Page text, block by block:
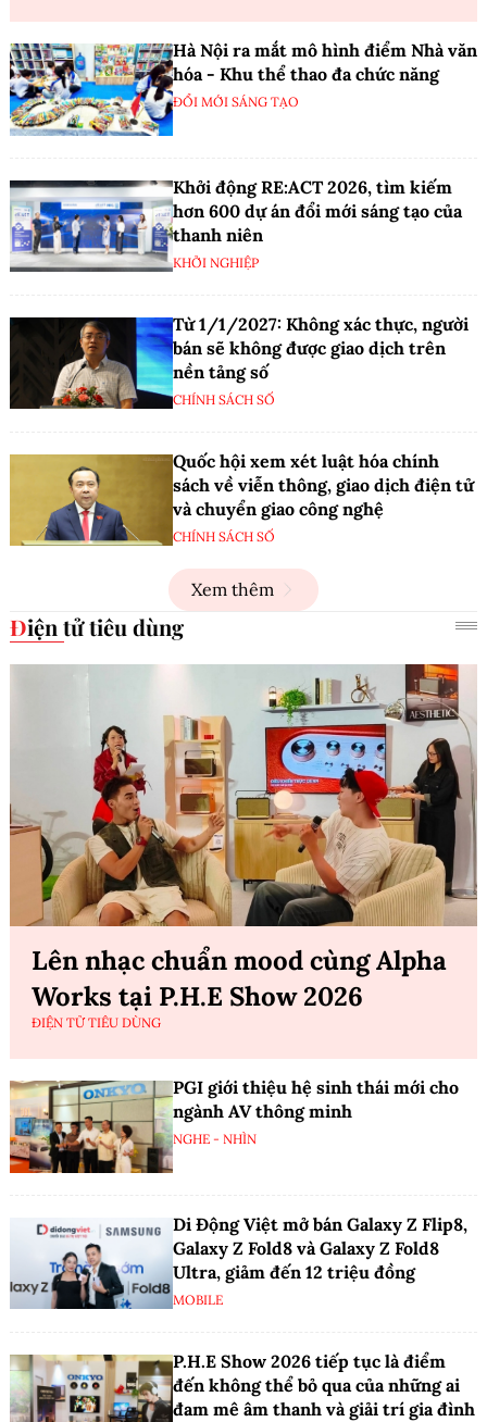
Hà Nội ra mắt mô hình điểm Nhà văn
hóa - Khu thể thao đa chức năng
ĐỔI MỚI SÁNG TẠO
Khởi động RE:ACT 2026, tìm kiếm
hơn 600 dự án đổi mới sáng tạo của
thanh niên
KHỞI NGHIỆP
Từ 1/1/2027: Không xác thực, người
bán sẽ không được giao dịch trên
nền tảng số
CHÍNH SÁCH SỐ
Quốc hội xem xét luật hóa chính
sách về viễn thông, giao dịch điện tử
và chuyển giao công nghệ
CHÍNH SÁCH SỐ
Xem thêm
Điện tử tiêu dùng
Lên nhạc chuẩn mood cùng Alpha
Works tại P.H.E Show 2026
ĐIỆN TỬ TIÊU DÙNG
PGI giới thiệu hệ sinh thái mới cho
ngành AV thông minh
NGHE - NHÌN
Di Động Việt mở bán Galaxy Z Flip8,
Galaxy Z Fold8 và Galaxy Z Fold8
Ultra, giảm đến 12 triệu đồng
MOBILE
P.H.E Show 2026 tiếp tục là điểm
đến không thể bỏ qua của những ai
đam mê âm thanh và giải trí gia đình